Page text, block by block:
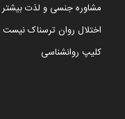
مشاوره جنسی و لذت بیشتر
اختلال روان ترسناک
کلیپ روانشناسی